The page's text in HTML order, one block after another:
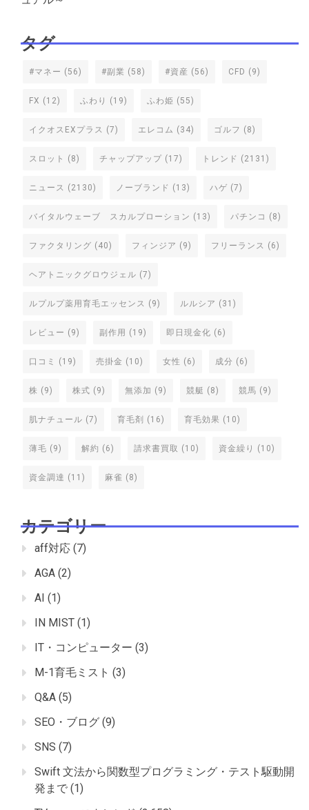
タグ
#マネー (56) #副業 (58) #資産 (56) CFD (9)
FX (12) ふわり (19) ふわ姫 (55)
イクオスEXプラス (7) エレコム (34) ゴルフ (8)
スロット (8) チャップアップ (17) トレンド (2131)
ニュース (2130) ノーブランド (13) ハゲ (7)
バイタルウェーブ スカルプローション (13) パチンコ (8)
ファクタリング (40) フィンジア (9) フリーランス (6)
ヘアトニックグロウジェル (7)
ルプルプ薬用育毛エッセンス (9) ルルシア (31)
レビュー (9) 副作用 (19) 即日現金化 (6)
口コミ (19) 売掛金 (10) 女性 (6) 成分 (6)
株 (9) 株式 (9) 無添加 (9) 競艇 (8) 競馬 (9)
肌ナチュール (7) 育毛剤 (16) 育毛効果 (10)
薄毛 (9) 解約 (6) 請求書買取 (10) 資金繰り (10)
資金調達 (11) 麻雀 (8)
カテゴリー
aff対応 (7)
AGA (2)
AI (1)
IN MIST (1)
IT・コンピューター (3)
M-1育毛ミスト (3)
Q&A (5)
SEO・ブログ (9)
SNS (7)
Swift 文法から関数型プログラミング・テスト駆動開
発まで (1)